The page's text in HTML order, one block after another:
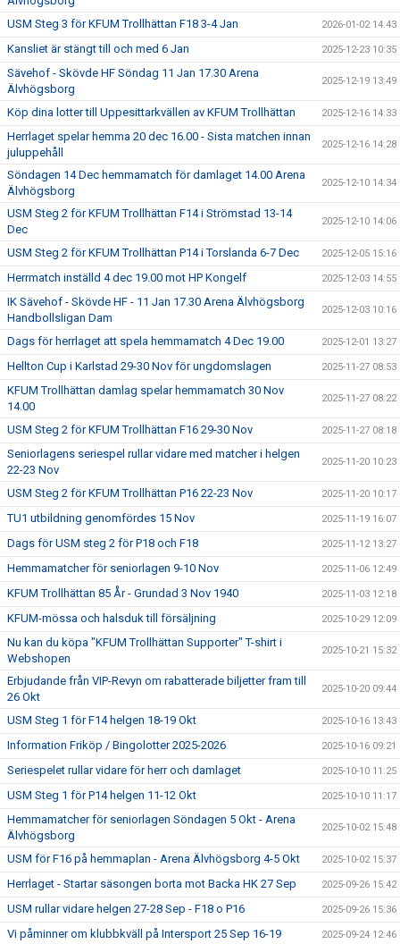
USM Steg 3 för KFUM Trollhättan F18 3-4 Jan
2026-01-02 14:43
Kansliet är stängt till och med 6 Jan 2025-12-23 10:35
Sävehof - Skövde HF Söndag 11 Jan 17.30 Arena
Älvhögsborg
2025-12-19 13:49
Köp dina lotter till Uppesittarkvällen av KFUM Trollhättan 2025-12-16 14:33
Herrlaget spelar hemma 20 dec 16.00 - Sista matchen innan
juluppehåll
2025-12-16 14:28
Söndagen 14 Dec hemmamatch för damlaget 14.00 Arena
Älvhögsborg
2025-12-10 14:34
USM Steg 2 för KFUM Trollhättan F14 i Strömstad 13-14
Dec
2025-12-10 14:06
USM Steg 2 för KFUM Trollhättan P14 i Torslanda 6-7 Dec 2025-12-05 15:16
Herrmatch inställd 4 dec 19.00 mot HP Kongelf 2025-12-03 14:55
IK Sävehof - Skövde HF - 11 Jan 17.30 Arena Älvhögsborg
Handbollsligan Dam
2025-12-03 10:16
Dags för herrlaget att spela hemmamatch 4 Dec 19.00 2025-12-01 13:27
Hellton Cup i Karlstad 29-30 Nov för ungdomslagen 2025-11-27 08:53
KFUM Trollhättan damlag spelar hemmamatch 30 Nov
14.00
2025-11-27 08:22
USM Steg 2 för KFUM Trollhättan F16 29-30 Nov 2025-11-27 08:18
Seniorlagens seriespel rullar vidare med matcher i helgen
22-23 Nov
2025-11-20 10:23
USM Steg 2 för KFUM Trollhättan P16 22-23 Nov 2025-11-20 10:17
TU1 utbildning genomfördes 15 Nov 2025-11-19 16:07
Dags för USM steg 2 för P18 och F18 2025-11-12 13:27
Hemmamatcher för seniorlagen 9-10 Nov 2025-11-06 12:49
KFUM Trollhättan 85 År - Grundad 3 Nov 1940 2025-11-03 12:18
KFUM-mössa och halsduk till försäljning 2025-10-29 12:09
Nu kan du köpa "KFUM Trollhättan Supporter" T-shirt i
Webshopen
2025-10-21 15:32
Erbjudande från VIP-Revyn om rabatterade biljetter fram till
26 Okt
2025-10-20 09:44
USM Steg 1 för F14 helgen 18-19 Okt 2025-10-16 13:43
Information Friköp / Bingolotter 2025-2026 2025-10-16 09:21
Seriespelet rullar vidare för herr och damlaget 2025-10-10 11:25
USM Steg 1 för P14 helgen 11-12 Okt 2025-10-10 11:17
Hemmamatcher för seniorlagen Söndagen 5 Okt - Arena
Älvhögsborg
2025-10-02 15:48
USM för F16 på hemmaplan - Arena Älvhögsborg 4-5 Okt 2025-10-02 15:37
Herrlaget - Startar säsongen borta mot Backa HK 27 Sep 2025-09-26 15:42
USM rullar vidare helgen 27-28 Sep - F18 o P16 2025-09-26 15:36
Vi påminner om klubbkväll på Intersport 25 Sep 16-19 2025-09-24 12:46